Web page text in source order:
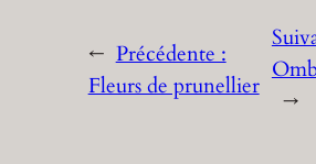
← Précédente :
Fleurs de prunellier
→